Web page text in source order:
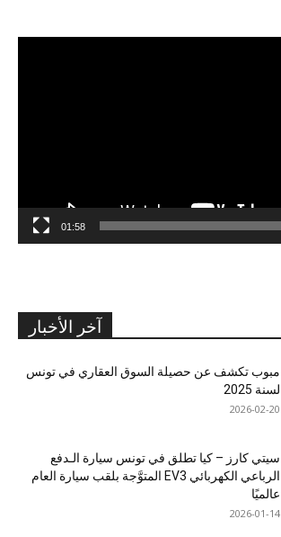
01:58
آخر الأخبار
مبوب تكشف عن حصيلة السوق العقاري في تونس
لسنة 2025
2026-02-20
سيتي كارز – كيا تطلق في تونس سيارة الـدفع
الرباعي الكهربائي EV3 المتوَّجة بلقب سيارة العام
عالميًا
2026-01-14